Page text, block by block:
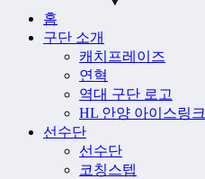
홈
구단 소개
캐치프레이즈
연혁
역대 구단 로고
HL 안양 아이스링크
선수단
선수단
코칭스텝